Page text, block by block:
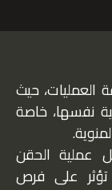
العمليات، حيث
نفسها، خاصة
عملية الحقن
تؤثر على فرص